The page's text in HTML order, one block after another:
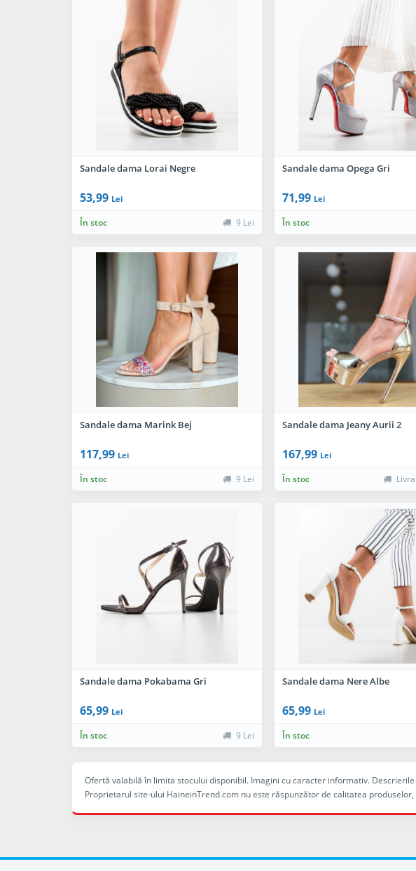
Sandale dama Lorai Negre
53,99 Lei
În stoc 9 Lei
Sandale dama Opega Gri
71,99 Lei
În stoc
Sandale dama Marink Bej
117,99 Lei
În stoc 9 Lei
Sandale dama Jeany Aurii 2
167,99 Lei
În stoc
Sandale dama Pokabama Gri
65,99 Lei
În stoc 9 Lei
Sandale dama Nere Albe
65,99 Lei
În stoc
Ofertă valabilă în limita stocului disponibil. Imagini cu caracter informativ.
Proprietarul site-ului HaineinTrend.com nu este răspunzător de calitatea